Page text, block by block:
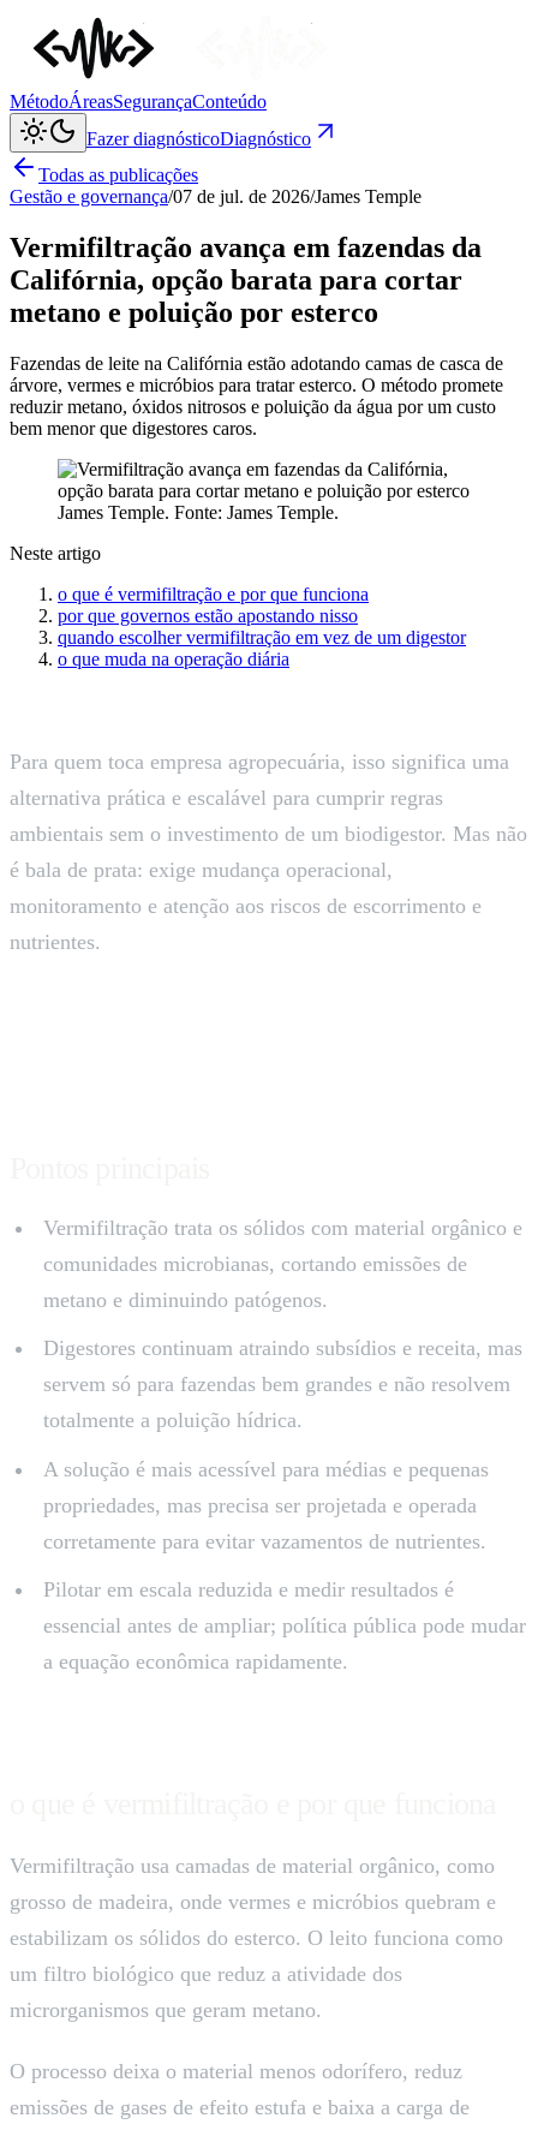
MétodoÁreasSegurançaConteúdo
Fazer diagnósticoDiagnóstico
Todas as publicações
Gestão e governança/07 de jul. de 2026/James Temple
Vermifiltração avança em fazendas da
Califórnia, opção barata para cortar
metano e poluição por esterco
Fazendas de leite na Califórnia estão adotando camas de casca de
árvore, vermes e micróbios para tratar esterco. O método promete
reduzir metano, óxidos nitrosos e poluição da água por um custo
bem menor que digestores caros.
James Temple. Fonte: James Temple.
Neste artigo
o que é vermifiltração e por que funciona
por que governos estão apostando nisso
quando escolher vermifiltração em vez de um digestor
o que muda na operação diária
Para quem toca empresa agropecuária, isso significa uma
alternativa prática e escalável para cumprir regras
ambientais sem o investimento de um biodigestor. Mas não
é bala de prata: exige mudança operacional,
monitoramento e atenção aos riscos de escorrimento e
nutrientes.
Vermifiltração trata os sólidos com material orgânico e
comunidades microbianas, cortando emissões de
metano e diminuindo patógenos.
Digestores continuam atraindo subsídios e receita, mas
servem só para fazendas bem grandes e não resolvem
totalmente a poluição hídrica.
A solução é mais acessível para médias e pequenas
propriedades, mas precisa ser projetada e operada
corretamente para evitar vazamentos de nutrientes.
Pilotar em escala reduzida e medir resultados é
essencial antes de ampliar; política pública pode mudar
a equação econômica rapidamente.
Vermifiltração usa camadas de material orgânico, como
grosso de madeira, onde vermes e micróbios quebram e
estabilizam os sólidos do esterco. O leito funciona como
um filtro biológico que reduz a atividade dos
microrganismos que geram metano.
O processo deixa o material menos odorífero, reduz
emissões de gases de efeito estufa e baixa a carga de